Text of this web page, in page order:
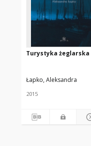
Turystyka żeglarska
Łapko, Aleksandra
2015